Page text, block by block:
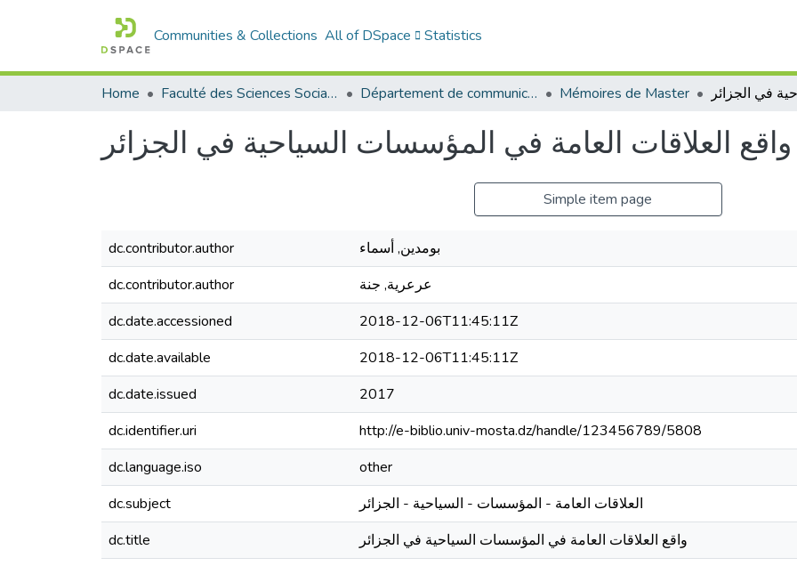
Communities & Collections All of DSpace Statistics
Home Faculté des Sciences Sociales Département de communication Mémoires de Master
واقع العلاقات العامة في المؤسسات السياحية في الجزائر
Simple item page
dc.contributor.author
بومدين, أسماء
dc.contributor.author
عرعرية, جنة
dc.date.accessioned
2018-12-06T11:45:11Z
dc.date.available
2018-12-06T11:45:11Z
dc.date.issued
2017
dc.identifier.uri
http://e-biblio.univ-mosta.dz/handle/123456789/5808
dc.language.iso
other
dc.subject
العلاقات العامة - المؤسسات - السياحية - الجزائر
dc.title
واقع العلاقات العامة في المؤسسات السياحية في الجزائر